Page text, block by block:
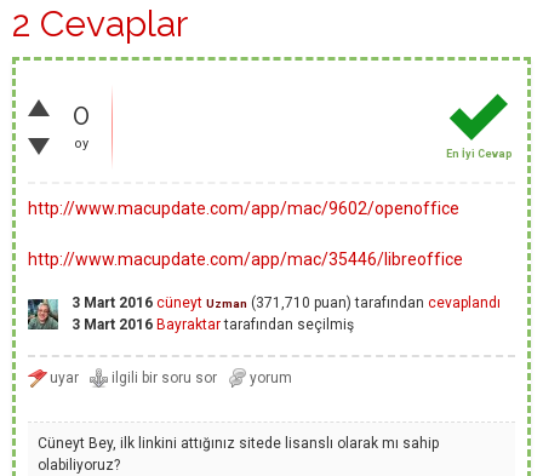
2 Cevaplar
0
oy
En İyi Cevap
http://www.macupdate.com/app/mac/9602/openoffice
http://www.macupdate.com/app/mac/35446/libreoffice
3 Mart 2016 cüneyt Uzman (371,710 puan) tarafından cevaplandı
3 Mart 2016 Bayraktartarafından seçilmiş
Cüneyt Bey, ilk linkini attığınız sitede lisanslı olarak mı sahip
olabiliyoruz?